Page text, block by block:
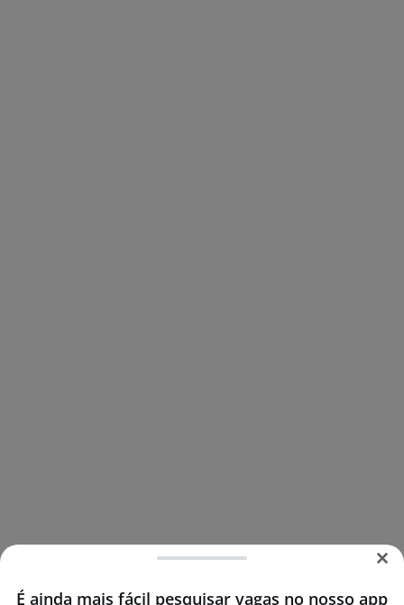
É ainda mais fácil pesquisar vagas no nosso app